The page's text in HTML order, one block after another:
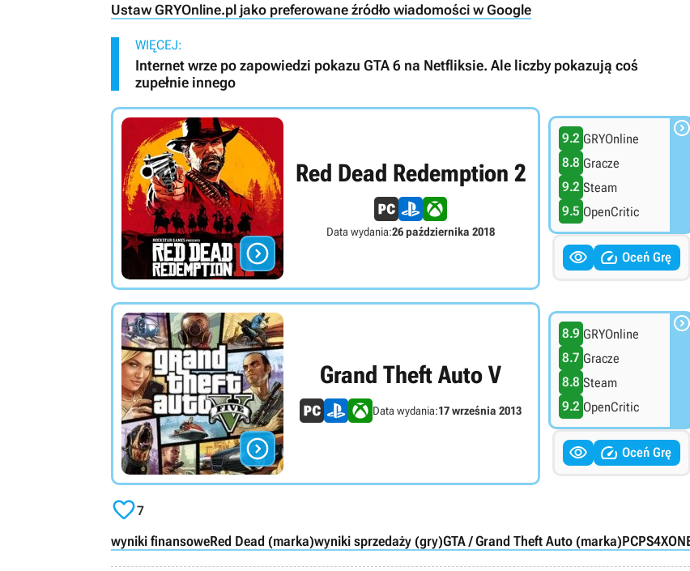
Ustaw GRYOnline.pl jako preferowane źródło wiadomości w Google
WIĘCEJ:
Internet wrze po zapowiedzi pokazu GTA 6 na Netfliksie. Ale liczby pokazują coś
zupełnie innego

Red Dead Redemption 2
Data wydania:26 października 2018
9.2 GRYOnline
8.8 Gracze
9.2 Steam
9.5 OpenCritic

  Oceń Grę

Grand Theft Auto V
Data wydania:17 września 2013
8.9 GRYOnline
8.7 Gracze
8.8 Steam
9.2 OpenCritic

  Oceń Grę
7
wyniki finansoweRed Dead (marka)wyniki sprzedaży (gry)GTA / Grand Theft Auto (marka)PCPS4